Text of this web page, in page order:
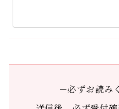
－必ずお読み